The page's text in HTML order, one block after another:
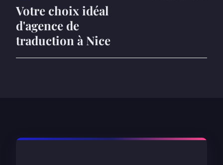
Votre choix idéal
d'agence de
traduction à Nice